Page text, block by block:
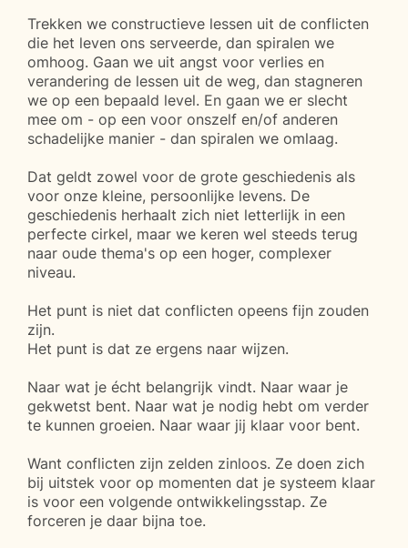
Trekken we constructieve lessen uit de conflicten
die het leven ons serveerde, dan spiralen we
omhoog. Gaan we uit angst voor verlies en
verandering de lessen uit de weg, dan stagneren
we op een bepaald level. En gaan we er slecht
mee om - op een voor onszelf en/of anderen
schadelijke manier - dan spiralen we omlaag.
Dat geldt zowel voor de grote geschiedenis als
voor onze kleine, persoonlijke levens. De
geschiedenis herhaalt zich niet letterlijk in een
perfecte cirkel, maar we keren wel steeds terug
naar oude thema's op een hoger, complexer
niveau.
Het punt is niet dat conflicten opeens fijn zouden
zijn.
Het punt is dat ze ergens naar wijzen.
Naar wat je écht belangrijk vindt. Naar waar je
gekwetst bent. Naar wat je nodig hebt om verder
te kunnen groeien. Naar waar jij klaar voor bent.
Want conflicten zijn zelden zinloos. Ze doen zich
bij uitstek voor op momenten dat je systeem klaar
is voor een volgende ontwikkelingsstap. Ze
forceren je daar bijna toe.